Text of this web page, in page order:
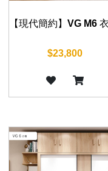
$23,800